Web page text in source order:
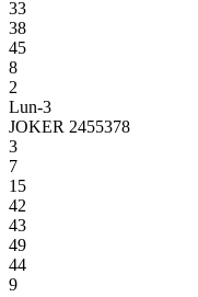
33
38
45
8
2
Lun-3
JOKER 2455378
3
7
15
42
43
49
44
9